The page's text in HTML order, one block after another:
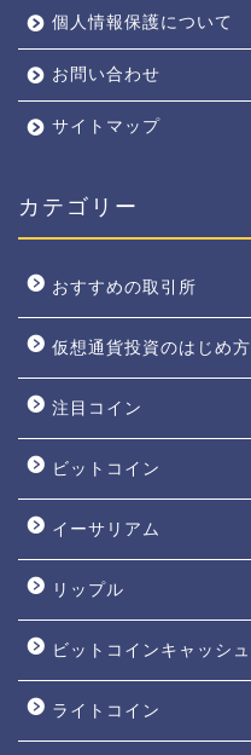
個人情報保護について
お問い合わせ
サイトマップ
カテゴリー
おすすめの取引所
仮想通貨投資のはじめ方
注目コイン
ビットコイン
イーサリアム
リップル
ビットコインキャッシュ
ライトコイン